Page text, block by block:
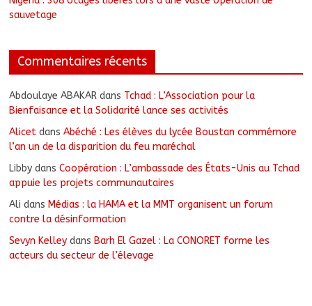
sauvetage
Commentaires récents
Abdoulaye ABAKAR dans Tchad : L’Association pour la
Bienfaisance et la Solidarité lance ses activités
Alicet dansAbéché : Les élèves du lycée Boustan commémore
l’an un de la disparition du feu maréchal
Libby dansCoopération : L’ambassade des États-Unis au Tchad
appuie les projets communautaires
Ali dans Médias : la HAMA et la MMT organisent un forum
contre la désinformation
Sevyn Kelley dans Barh El Gazel : La CONORET forme les
acteurs du secteur de l’élevage